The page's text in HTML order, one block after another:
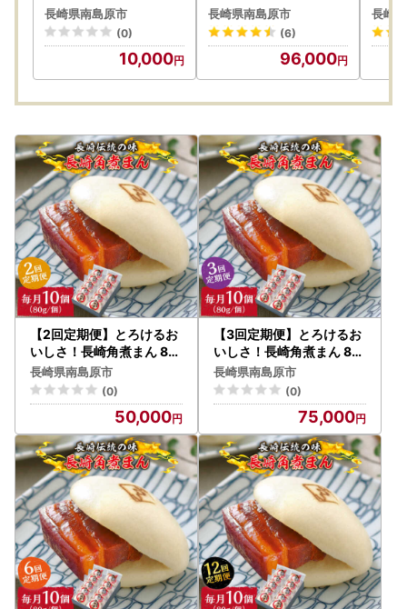
らせ】
スマホのみでワンストップ特例申請を完結できるアプリ『IA
M＜アイアム＞』と『ふるまど』をご利用いただくことで、
スマホやパソコンで複数自治体の管理やワンストップ特例申
詳細についてはこちらをご確認ください。
【返礼品のお届けについて】
・返礼品につきましては、提供事業者より直接お届け致しま
す。
なお、納期につきましては、返礼品によって異なりますの
で、商品ページをご確認ください。
（状況によっては、お申込み過多により掲載の配送期日より
お時間がかかる場合がございますので、予めご了承くださ
い。）
発送が完了いたしましたら、メールにてお荷物の問い合わせ
番号をお知らせいたします。
出荷のタイミングによって、返礼品の到着とメールが前後す
る場合がございます、何卒ご了承ください。
※お名前に旧字体または機種依存文字などが含まれている場
合、当市からお送りするメールにおいて、システム上一部の
メールソフトにて文字化けが発生する可能性がございます。
何卒ご了承ください。
【個人情報の取り扱いについて】
お寄せいただいた個人情報は、寄附金の受付、入金及び返礼
品発送に係る確認・連絡、各種お問い合わせ、寄附の使い道
】長崎県南島原市カタロ
グポイント
長崎県南島原市
(0)
10,000
長崎県南島原市
(6)
96,000
19]
長崎
【2回定期便】とろけるお
いしさ！長崎角煮まん 80
ｇ × 10個 入り / 角煮まん
じゅう 肉まん 中華まん /
南島原市 / ふるさと企画 [
長崎県南島原市
(0)
50,000
【3回定期便】とろけるお
いしさ！長崎角煮まん 80
ｇ × 10個 入り / 角煮まん
じゅう 肉まん 中華まん /
南島原市 / ふるさと企画 [
長崎県南島原市
(0)
75,000